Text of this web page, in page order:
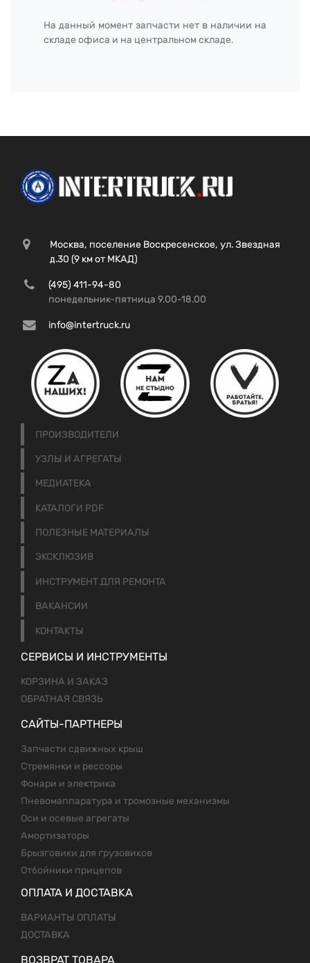
На данный момент запчасти нет в наличии на
складе офиса и на центральном складе.
Москва, поселение Воскресенское, ул. Звездная
д.30 (9 км от МКАД)
(495) 411-94-80
понедельник-пятница 9.00-18.00
info@intertruck.ru
ПРОИЗВОДИТЕЛИ
УЗЛЫ И АГРЕГАТЫ
МЕДИАТЕКА
КАТАЛОГИ PDF
ПОЛЕЗНЫЕ МАТЕРИАЛЫ
ЭКСКЛЮЗИВ
ИНСТРУМЕНТ ДЛЯ РЕМОНТА
ВАКАНСИИ
КОНТАКТЫ
СЕРВИСЫ И ИНСТРУМЕНТЫ
КОРЗИНА И ЗАКАЗ
ОБРАТНАЯ СВЯЗЬ
САЙТЫ-ПАРТНЕРЫ
Запчасти сдвижных крыш
Стремянки и рессоры
Фонари и электрика
Пневомаппаратура и тромозные механизмы
Оси и осевые агрегаты
Амортизаторы
Брызговики для грузовиков
Отбойники прицепов
ОПЛАТА И ДОСТАВКА
ВАРИАНТЫ ОПЛАТЫ
ДОСТАВКА
ВОЗВРАТ ТОВАРА